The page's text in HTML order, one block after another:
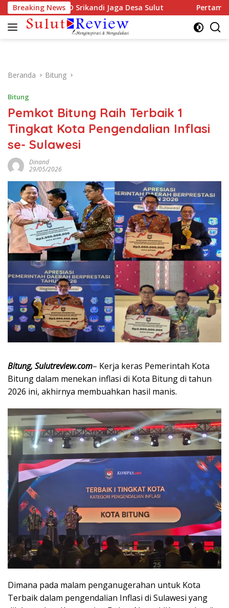
Langsung
ke
konten
Breaking News
DPD Srikandi Jaga Desa Sulut Pertamina Patra
Beranda Bitung
Bitung
Pemkot Bitung Raih Terbaik 1
Tingkat Kota Pengendalian Inflasi
se- Sulawesi
Dinand
29/05/2026
Bitung, Sulutreview.com– Kerja keras Pemerintah Kota
Bitung dalam menekan inflasi di Kota Bitung di tahun
2026 ini, akhirnya membuahkan hasil manis.
Dimana pada malam penganugerahan untuk Kota
Terbaik dalam pengendalian Inflasi di Sulawesi yang